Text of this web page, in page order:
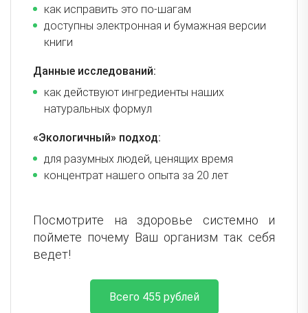
Всего 455 рублей
как исправить это по-шагам
доступны электронная и бумажная версии
книги
Данные исследований:
как действуют ингредиенты наших
натуральных формул
«Экологичный» подход:
для разумных людей, ценящих время
концентрат нашего опыта за 20 лет
Посмотрите на здоровье системно и
поймете почему Ваш организм так себя
ведет!